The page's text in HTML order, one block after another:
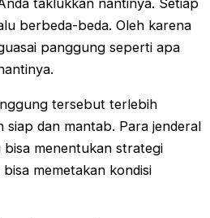
berbeda-beda. Oleh karena
panggung seperti apa
tersebut terlebih
siap dan mantab. Para jenderal
menentukan strategi
memetakan kondisi